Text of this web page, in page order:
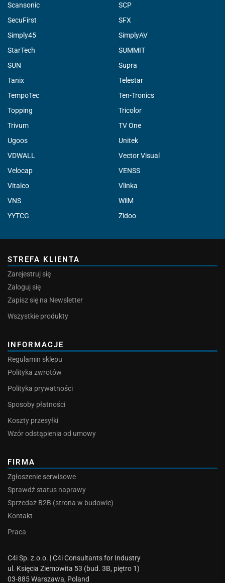
Scansonic
SCP
SecuFirst
SFX
Simply45
SimplyAV
StarTech
SUMMIT
SUN
Supra
Tanix
Telestar
TempoTec
Ten-Tronics
Topping
Tricolor
Trivum
TV One
Ugoos
Unitek
VDWALL
Vector Visual
Velocap
VENSS
Vitalco
Vlinka
VNS
WiiM
YYTCG
Zidoo
STREFA KLIENTA
Zarejestruj się
Zaloguj się
Zapisz się na Newsletter
Wszystkie produkty
INFORMACJE
Regulamin sklepu
Polityka zwrotów
Polityka prywatności
Sposoby płatności
Koszty przesyłki
Wzór odstąpienia od umowy
FIRMA
Zgłoszenie serwisowe
Sprawdź status naprawy
Sprzedaż B2B (strona w budowie)
Kontakt
Praca
C4i Sp. z.o.o. | C4i Consultants for Industry
ul. Księcia Ziemowita 53 (bud. 3B, piętro 1)
03-885 Warszawa, Poland